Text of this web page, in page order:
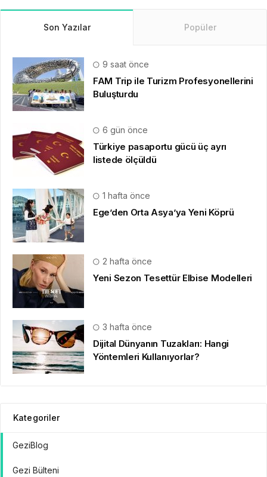
Son Yazılar Popüler
9 saat önce
FAM Trip ile Turizm Profesyonellerini
Buluşturdu
6 gün önce
Türkiye pasaportu gücü üç ayrı
listede ölçüldü
1 hafta önce
Ege’den Orta Asya’ya Yeni Köprü
2 hafta önce
Yeni Sezon Tesettür Elbise Modelleri
3 hafta önce
Dijital Dünyanın Tuzakları: Hangi
Yöntemleri Kullanıyorlar?
Kategoriler
GeziBlog
Gezi Bülteni